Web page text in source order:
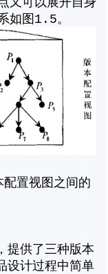
又可以展开自身
如图1.5。
置视图之间的
提供了三种版本
设计过程中简单